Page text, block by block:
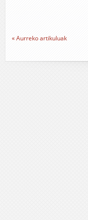
« Aurreko artikuluak